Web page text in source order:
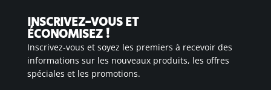
INSCRIVEZ-VOUS ET
ÉCONOMISEZ !
Inscrivez-vous et soyez les premiers à recevoir des
informations sur les nouveaux produits, les offres
spéciales et les promotions.